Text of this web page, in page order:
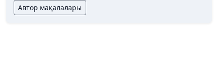
Автор мақалалары